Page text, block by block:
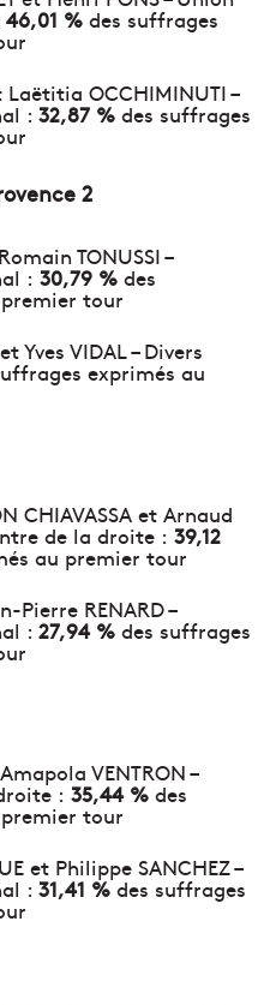
46,01 % des suffrages
Laëtitia OCCHIMINUTI –
: 32,87 % des suffrages
2
TONUSSI –
: 30,79 % des
tour
Yves VIDAL – Divers
exprimés au
CHIAVASSA et Arnaud
de la droite : 39,12
au premier tour
Pierre RENARD –
: 27,94 % des suffrages
VENTRON –
: 35,44 % des
tour
et Philippe SANCHEZ –
: 31,41 %des suffrages